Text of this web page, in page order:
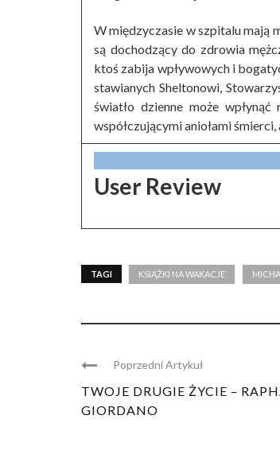
W międzyczasie w szpitalu mają
są dochodzący do zdrowia
ktoś zabija wpływowych i
stawianych Sheltonowi,
światło dzienne może
współczującymi aniołami
User Review
TAGI KSIĄŻKI NA WAKACJE
Poprzedni Artykuł
TWOJE DRUGIE ŻYCIE –
GIORDANO